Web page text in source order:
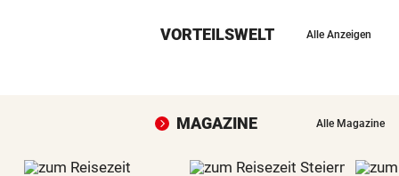
VORTEILSWELT Alle Anzeigen
MAGAZINE Alle Magazine